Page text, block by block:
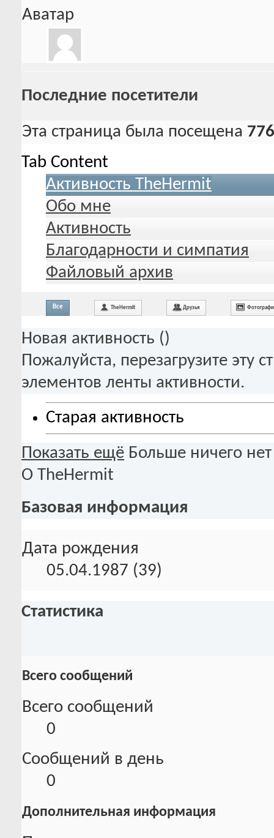
Аватар
Последние посетители
Эта страница была посещена 776
Tab Content
Активность TheHermit
Обо мне
Активность
Благодарности и симпатия
Файловый архив
Все TheHermit Друзья
Новая активность ()
Пожалуйста, перезагрузите эту
элементов ленты активности.
Старая активность
Показать ещё Больше ничего нет
О TheHermit
Базовая информация
Дата рождения
05.04.1987 (39)
Статистика
Всего сообщений
Всего сообщений
0
Сообщений в день
0
Дополнительная информация